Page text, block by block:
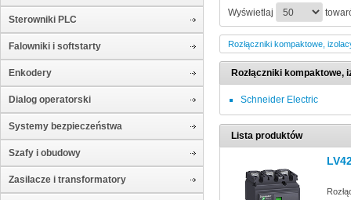
Sterowniki PLC
Falowniki i softstarty
Enkodery
Dialog operatorski
Systemy bezpieczeństwa
Szafy i obudowy
Zasilacze i transformatory
Wyświetlaj
Rozłączniki kompaktowe,
Rozłączniki kompaktowe,
Schneider Electric
Lista produktów